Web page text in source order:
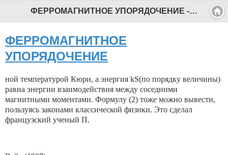
ФЕРРОМАГНИТНОЕ УПОРЯДОЧЕНИЕ - Профессиональный педагог
ФЕРРОМАГНИТНОЕ
УПОРЯДОЧЕНИЕ
ной температурой Кюри, а энер­гия kS(по порядку величины)
равна энергии взаимодействия между соседними
магнитными моментами. Формулу (2) тоже можно вывести,
пользуясь зако­нами классической физики. Это сделал
французский ученый П.